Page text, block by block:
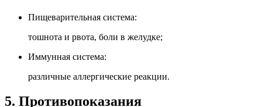
Пищеварительная система:
тошнота и рвота, боли в желудке;
Иммунная система:
различные аллергические реакции.
5. Противопоказания